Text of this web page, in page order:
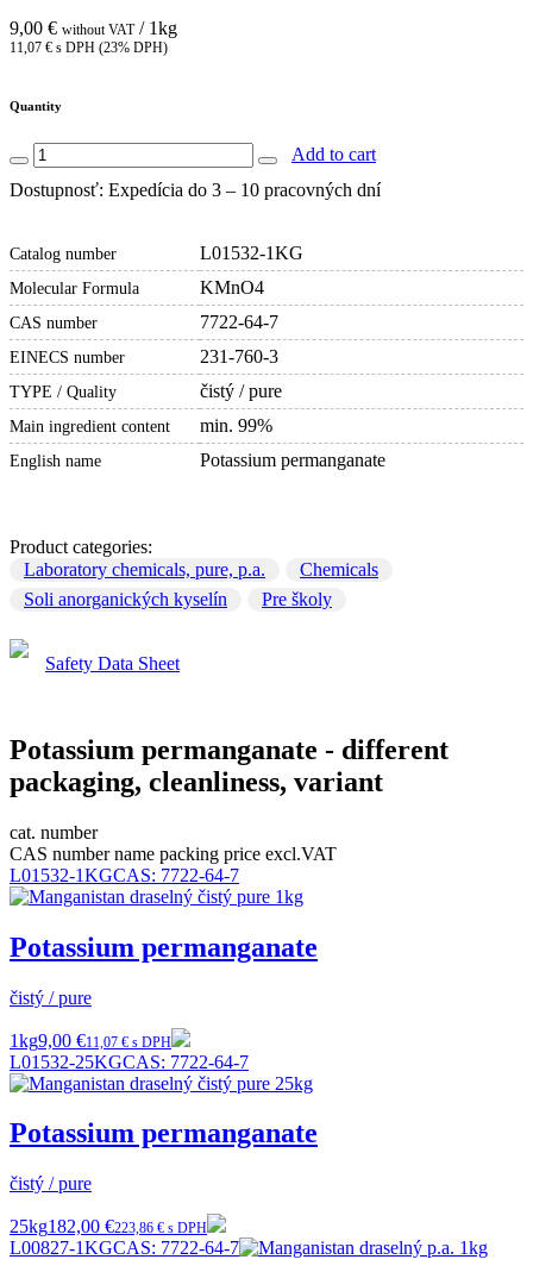
9,00 € without VAT/ 1kg
11,07 € s DPH (23% DPH)
Quantity
Add to cart
Dostupnosť: Expedícia do 3 – 10 pracovných dní
Catalog number L01532-1KG
Molecular Formula KMnO4
CAS number 7722-64-7
EINECS number 231-760-3
TYPE / Quality čistý / pure
Main ingredient content min. 99%
English name Potassium permanganate
Product categories:
Laboratory chemicals, pure, p.a.
Chemicals
Soli anorganických kyselín
Pre školy
Safety Data Sheet
Potassium permanganate - different
packaging, cleanliness, variant
cat. number
CAS number name packing price excl.VAT
L01532-1KGCAS: 7722-64-7
Potassium permanganate
čistý / pure
1kg9,00 €11,07 € s DPH
L01532-25KGCAS: 7722-64-7
Potassium permanganate
čistý / pure
25kg182,00 €223,86 € s DPH
L00827-1KGCAS: 7722-64-7